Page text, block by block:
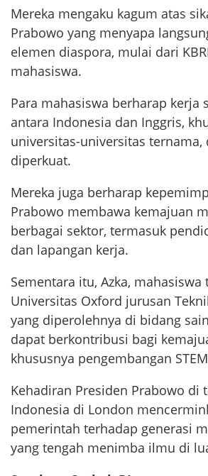
Mereka mengaku kagum atas
Prabowo yang menyapa
elemen diaspora, mulai dari
mahasiswa.
Para mahasiswa berharap kerja
antara Indonesia dan Inggris,
universitas-universitas ternama,
diperkuat.
Mereka juga berharap
Prabowo membawa kemajuan
berbagai sektor, termasuk
dan lapangan kerja.
Sementara itu, Azka, mahasiswa
Universitas Oxford jurusan
yang diperolehnya di bidang
dapat berkontribusi bagi
khususnya pengembangan
Kehadiran Presiden Prabowo di
Indonesia di London
pemerintah terhadap generasi
yang tengah menimba ilmu di